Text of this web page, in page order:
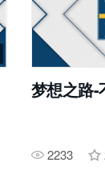
梦想之路-
2233